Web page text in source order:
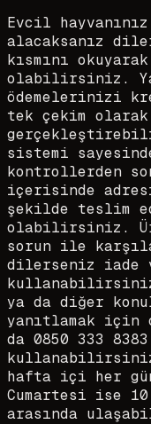
Evcil
alacaksanız
kısmını
olabilirsiniz.
ödemelerinizi
tek çekim
sistemi
kontrollerden
içerisinde
şekilde teslim
olabilirsiniz.
sorun ile
dilerseniz iade
ya da diğer
yanıtlamak
da 0850 333
hafta içi her
Cumartesi ise
arasında